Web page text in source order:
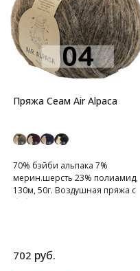
Пряжа Сеам Air Alpaca
70% бэйби альпака 7%
мерин.шерсть 23% полиамид,
130м, 50г. Воздушная пряжа с
бэби альпакой.
702 руб.